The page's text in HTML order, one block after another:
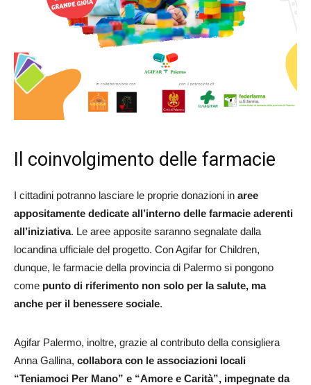
Il coinvolgimento delle farmacie
I cittadini potranno lasciare le proprie donazioni in aree
appositamente dedicate all’interno delle farmacie aderenti
all’iniziativa. Le aree apposite saranno segnalate dalla
locandina ufficiale del progetto. Con Agifar for Children,
dunque, le farmacie della provincia di Palermo si pongono
come punto di riferimento non solo per la salute, ma
anche per il benessere sociale.
Agifar Palermo, inoltre, grazie al contributo della consigliera
Anna Gallina, collabora con le associazioni locali
“Teniamoci Per Mano” e “Amore e Carità”, impegnate da